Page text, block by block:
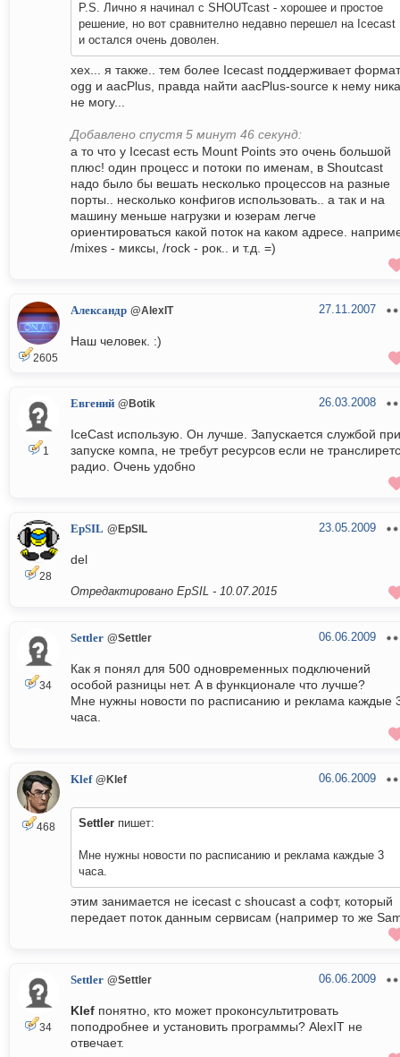
P.S. Лично я начинал с SHOUTcast - хорошее и простое
решение, но вот сравнително недавно перешел на Icecast
и остался очень доволен.
хех... я также.. тем более Icecast поддерживает
ogg и aacPlus, правда найти aacPlus-source к нему
не могу...
Добавлено спустя 5 минут 46 секунд:
а то что у Icecast есть Mount Points это очень большой
плюс! один процесс и потоки по именам, в Shoutcast
надо было бы вешать несколько процессов на разные
порты.. несколько конфигов использовать.. а так и на
машину меньше нагрузки и юзерам легче
ориентироваться какой поток на каком адресе.
/mixes - миксы, /rock - рок.. и т.д. =)
2605
Александр @AlexIT 27.11.2007
Наш человек. :)
1
Евгений @Botik 26.03.2008
IceCast использую. Он лучше. Запускается службой при
запуске компа, не требут ресурсов если не
радио. Очень удобно
28
EpSIL @EpSIL 23.05.2009
del
Отредактировано EpSIL - 10.07.2015
34
Settler @Settler 06.06.2009
Как я понял для 500 одновременных подключений
особой разницы нет. А в функционале что лучше?
Мне нужны новости по расписанию и реклама каждые
часа.
468
Klef @Klef 06.06.2009
Settler пишет:
Мне нужны новости по расписанию и реклама каждые 3
часа.
этим занимается не icecast с shoucast а софт, который
передает поток данным сервисам (например то же
34
Settler @Settler 06.06.2009
Klef понятно, кто может проконсультитровать
поподробнее и установить программы? AlexIT не
отвечает.